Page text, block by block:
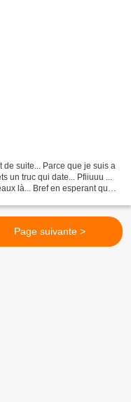
de suite... Parce que je suis a
un truc qui date... Pfiiuuu ...
là... Bref en esperant que
Page suivante >